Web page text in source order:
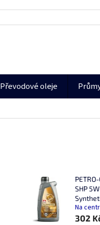
Převodové oleje
SHP
Na
302